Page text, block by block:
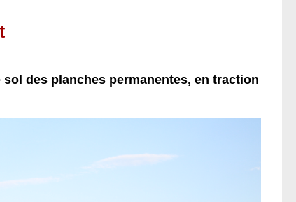
des planches permanentes, en traction